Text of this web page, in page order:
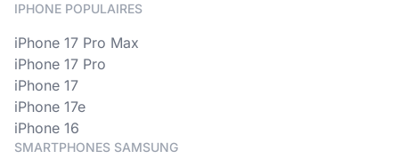
IPHONE POPULAIRES
iPhone 17 Pro Max
iPhone 17 Pro
iPhone 17
iPhone 17e
iPhone 16
SMARTPHONES SAMSUNG